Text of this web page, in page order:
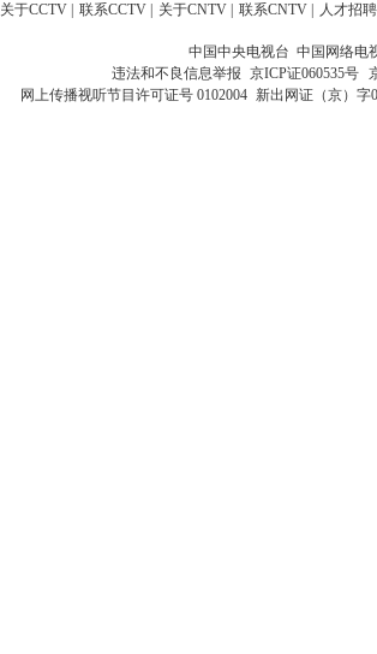
关于CCTV 联系CCTV 关于CNTV 联系CNTV 人才招聘
中国中央电视台 中国网络电
违法和不良信息举报 京ICP证060535号
网上传播视听节目许可证号 0102004 新出网证（京）